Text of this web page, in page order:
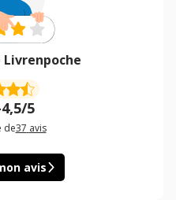
4,5/5
de37 avis
avis